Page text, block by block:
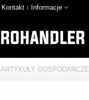
Kontakt Informacje
ARTYKUŁY GOSPODARCZE